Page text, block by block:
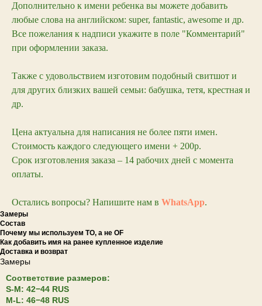
Дополнительно к имени ребенка вы можете добавить
любые слова на английском: super, fantastic, awesome и др.
Все пожелания к надписи укажите в поле "Комментарий"
при оформлении заказа.
Также с удовольствием изготовим подобный свитшот и
для других близких вашей семьи: бабушка, тетя, крестная и
др.
Цена актуальна для написания не более пяти имен.
Стоимость каждого следующего имени + 200р.
Срок изготовления заказа – 14 рабочих дней с момента
оплаты.
Остались вопросы? Напишите нам в WhatsApp.
Замеры
Состав
Почему мы используем TO, а не OF
Как добавить имя на ранее купленное изделие
Доставка и возврат
Замеры
Соответствие размеров:
S-M: 42−44 RUS
M-L: 46−48 RUS